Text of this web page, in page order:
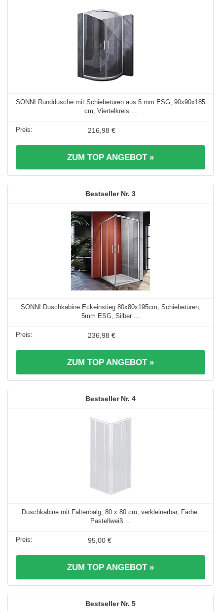
SONNI Runddusche mit Schiebetüren aus 5 mm ESG, 90x90x185
cm, Viertelkreis ...
216,98 €
ZUM TOP ANGEBOT »
3
SONNI Duschkabine Eckeinstieg 80x80x195cm, Schiebetüren,
5mm ESG, Silber ...
236,98 €
ZUM TOP ANGEBOT »
4
Duschkabine mit Faltenbalg, 80 x 80 cm, verkleinerbar, Farbe:
Pastellweiß ...
95,00 €
ZUM TOP ANGEBOT »
5